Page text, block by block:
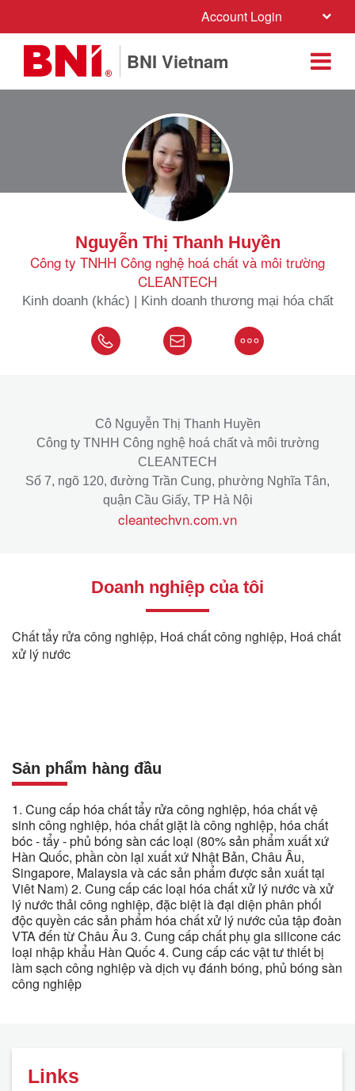
Account Login
BNI Vietnam
Nguyễn Thị Thanh Huyền
Công ty TNHH Công nghệ hoá chất và môi trường
CLEANTECH
Kinh doanh (khác) | Kinh doanh thương mại hóa chất
Cô Nguyễn Thị Thanh Huyền
Công ty TNHH Công nghệ hoá chất và môi trường
CLEANTECH
Số 7, ngõ 120, đường Trần Cung, phường Nghĩa Tân,
quận Cầu Giấy, TP Hà Nội
cleantechvn.com.vn
Doanh nghiệp của tôi
Chất tẩy rửa công nghiệp, Hoá chất công nghiệp, Hoá chất
xử lý nước
Sản phẩm hàng đầu
1. Cung cấp hóa chất tẩy rửa công nghiệp, hóa chất vệ
sinh công nghiệp, hóa chất giặt là công nghiệp, hóa chất
bóc - tẩy - phủ bóng sàn các loại (80% sản phẩm xuất xứ
Hàn Quốc, phần còn lại xuất xứ Nhật Bản, Châu Âu,
Singapore, Malaysia và các sản phẩm được sản xuất tại
Viêt Nam) 2. Cung cấp các loại hóa chất xử lý nước và xử
lý nước thải công nghiệp, đặc biệt là đại diện phân phối
độc quyền các sản phẩm hóa chất xử lý nước của tập đoàn
VTA đến từ Châu Âu 3. Cung cấp chất phụ gia silicone các
loại nhập khẩu Hàn Quốc 4. Cung cấp các vật tư thiết bị
làm sạch công nghiệp và dịch vụ đánh bóng, phủ bóng sàn
công nghiệp
Links